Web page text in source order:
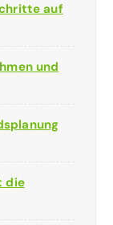
auf
und
die